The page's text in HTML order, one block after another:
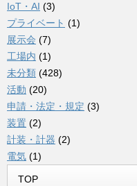
IoT・AI (3)
プライベート (1)
展示会 (7)
工場内 (1)
未分類 (428)
活動 (20)
申請・法定・規定 (3)
装置 (2)
計装・計器 (2)
電気 (1)
TOP